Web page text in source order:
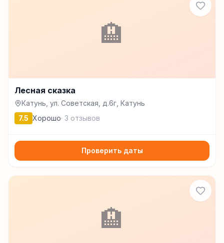
🏨
Лесная сказка
Катунь, ул. Советская, д.6г, Катунь
7.5 Хорошо· 3 отзывов
Проверить даты
🏨